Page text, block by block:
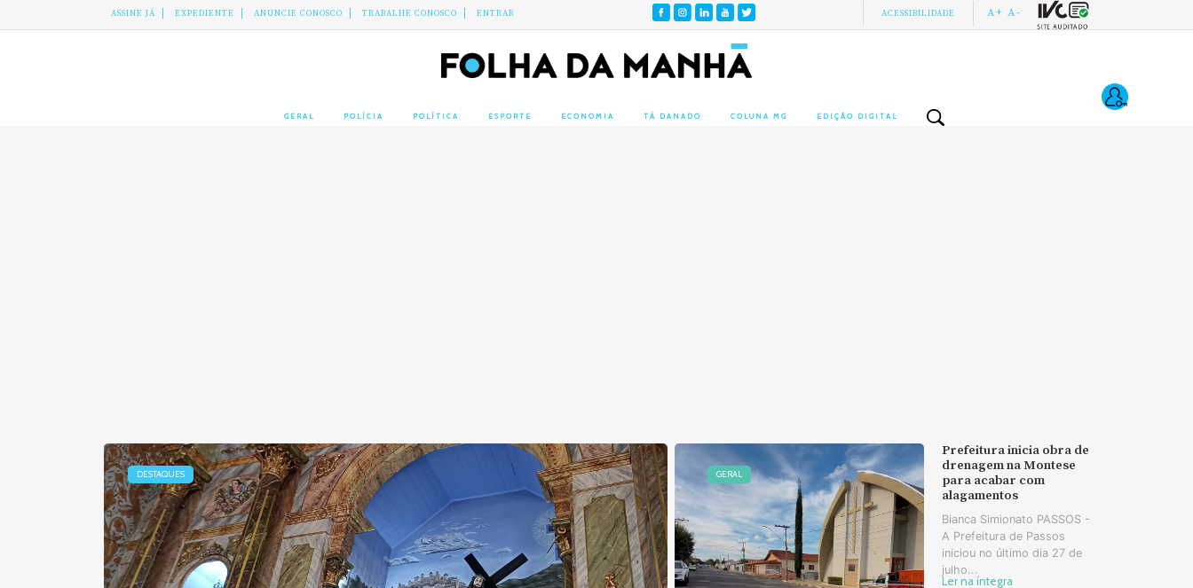
ASSINE JÁ EXPEDIENTE ANUNCIE CONOSCO TRABALHE CONOSCO ENTRAR ACESSIBILIDADE A+ A-
GERAL POLÍCIA POLÍTICA ESPORTE ECONOMIA TÁ DANADO COLUNA MG EDIÇÃO DIGITAL
DESTAQUES GERAL
Prefeitura inicia obra de
drenagem na Montese
para acabar com
alagamentos
Bianca Simionato PASSOS -
A Prefeitura de Passos
iniciou no último dia 27 de
julho...
Ler na íntegra